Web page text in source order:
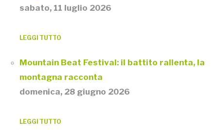
sabato, 11 luglio 2026
LEGGI TUTTO
Mountain Beat Festival: il battito rallenta, la
montagna racconta
domenica, 28 giugno 2026
LEGGI TUTTO